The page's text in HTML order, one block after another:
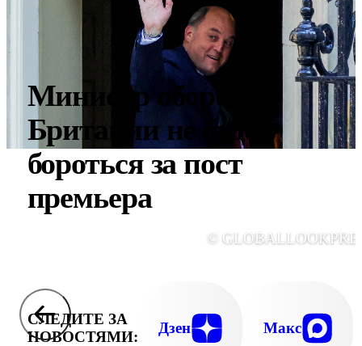
Министр обороны
Британии не будет
бороться за пост
премьера
©
СЛЕДИТЕ ЗА
НОВОСТЯМИ:
Дзен Макс